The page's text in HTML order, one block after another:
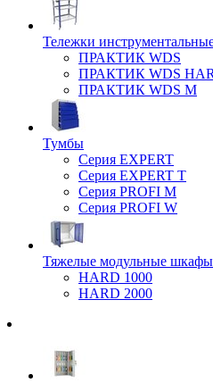
Тележки
ПРАКТИК WDS
ПРАКТИК WDS
ПРАКТИК WDS M
Тумбы
Серия EXPERT
Серия EXPERT T
Серия PROFI M
Серия PROFI W
Тяжелые модульные
HARD 1000
HARD 2000